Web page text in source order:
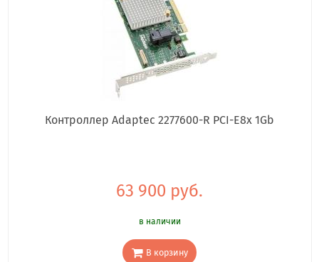
Контроллер Adaptec 2277600-R PCI-E8x 1Gb
63 900 руб.
в наличии
В корзину